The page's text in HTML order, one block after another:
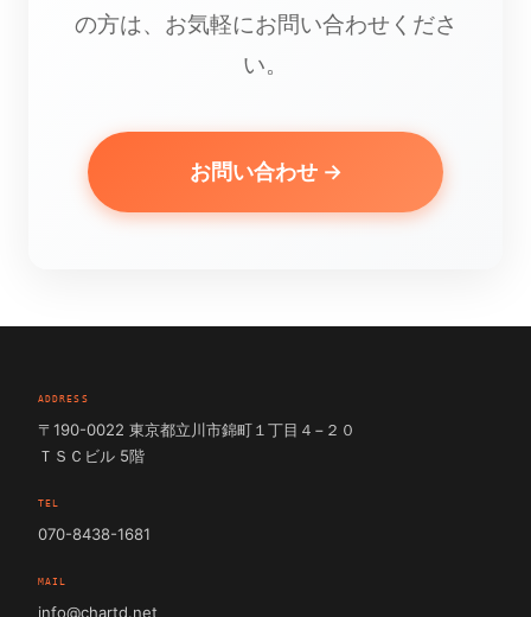
の方は、お気軽にお問い合わせくださ
い。
お問い合わせ →
ADDRESS
〒190-0022 東京都立川市錦町１丁目４−２０
ＴＳＣビル 5階
TEL
070-8438-1681
MAIL
info@chartd.net